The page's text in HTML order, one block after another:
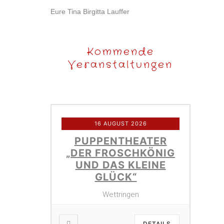
Eure Tina Birgitta Lauffer
Kommende
Veranstaltungen
16 AUGUST 2026
PUPPENTHEATER
„DER FROSCHKÖNIG
UND DAS KLEINE
GLÜCK“
Wettringen